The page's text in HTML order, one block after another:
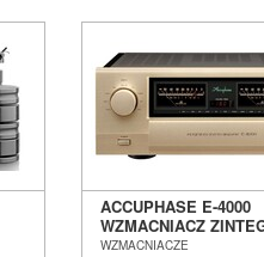
ACCUPHASE E-4000
WZMACNIACZ
SALON POZNAŃ
WZMACNIACZE